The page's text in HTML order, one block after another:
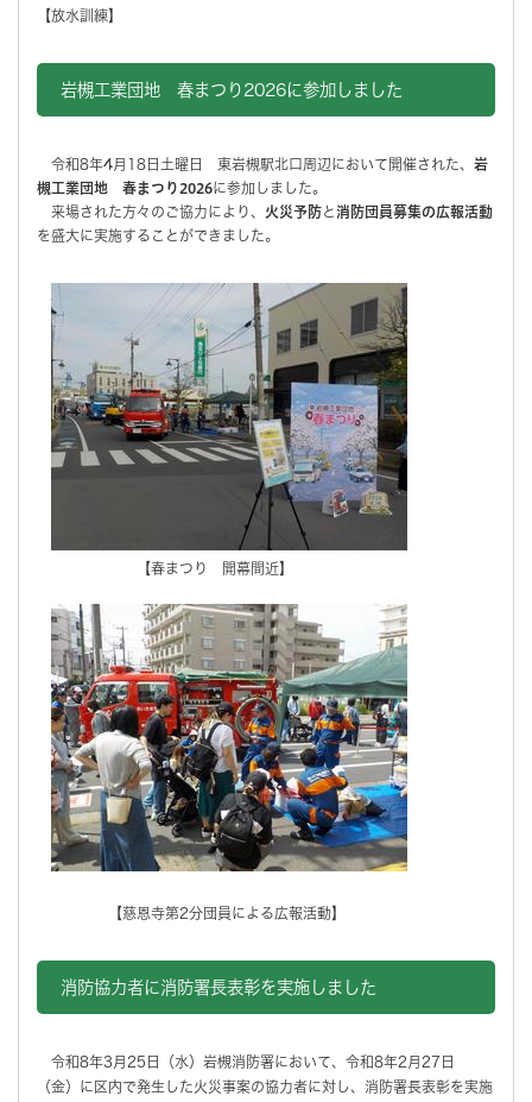
【放水訓練】
岩槻工業団地 春まつり2026に参加しました
令和8年4月18日土曜日 東岩槻駅北口周辺において開催された、 岩
槻工業団地 春まつり2026に参加しました。
来場された方々のご協力により、 火災予防と消防団員募集の広報活動
を盛大に実施することができました。
【春まつり 開幕間近】
【慈恩寺第2分団員による広報活動】
消防協力者に消防署長表彰を実施しました
令和8年3月25日（水）岩槻消防署において、令和8年2月27日
（金）に区内で発生した火災事案の協力者に対し、消防署長表彰を実施